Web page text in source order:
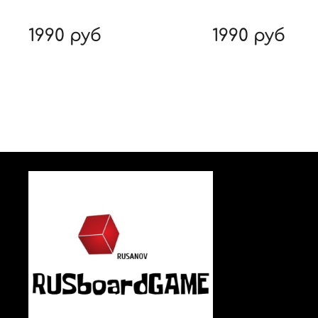
1990 руб 1990 руб